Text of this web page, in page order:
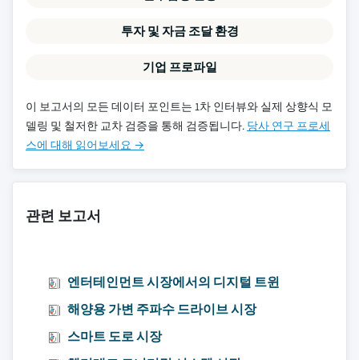
투자 및 자금 조달 환경
기업 프로파일
이 보고서의 모든 데이터 포인트는 1차 인터뷰와 실제 상향식 모
델링 및 철저한 교차 검증을 통해 검증됩니다. 당사 연구 프로세
스에 대해 읽어보세요 →
관련 보고서
엔터테인먼트 시장에서의 디지털 트윈
해양용 가변 주파수 드라이브 시장
스마트 도로 시장